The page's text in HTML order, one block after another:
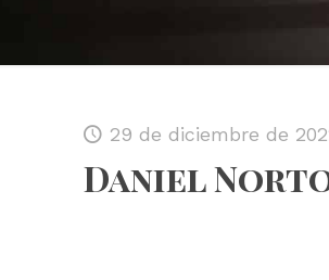
29 de diciembre de
Daniel